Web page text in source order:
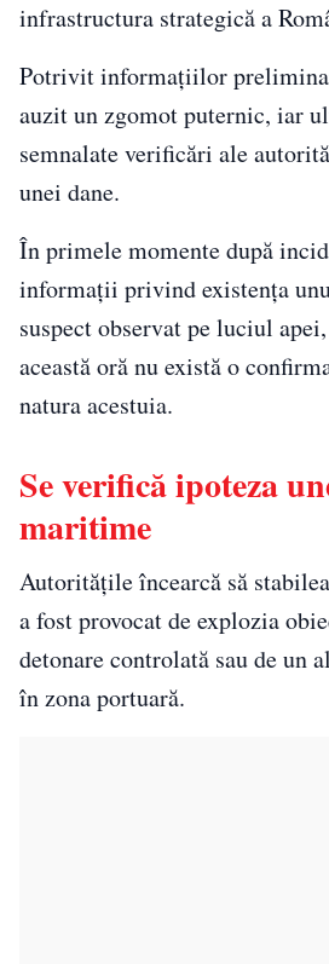
infrastructura strategică a
Potrivit informațiilor
auzit un zgomot puternic, iar
semnalate verificări ale
unei dane.
În primele momente după
informații privind existența
suspect observat pe luciul
această oră nu există o
natura acestuia.
Se verifică ipoteza
maritime
Autoritățile încearcă să
a fost provocat de explozia
detonare controlată sau de un
în zona portuară.